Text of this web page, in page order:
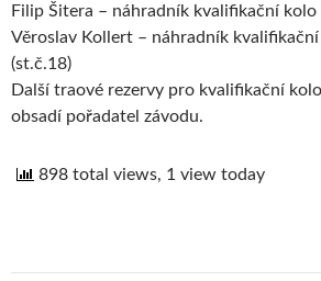
Filip Šitera – náhradník kvalifikační kolo
Věroslav Kollert – náhradník
(st.č.18)
Další traové rezervy pro kvalifikační
obsadí pořadatel závodu.
898 total views, 1 view today